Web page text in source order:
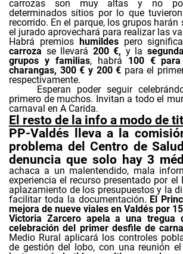
carrozas son muy altas y no
determinados sitios por lo que
recorrido. En el parque, los grupos
el jurado aprovechará para realizar las
Habrá premios humildespero
carroza se llevará 200 €, y la
grupos y familias, habrá 100 €
charangas, 300 € y 200 € para el
respectivamente.
Esperan poder seguir
primero de muchos. Invitan a todo el
carnaval en A Carida.
El resto de la info a modo de
PP-Valdés lleva a la
problema del Centro de
denuncia que solo hay 3
achaca a un malentendido, mala
experiencia el recurso presentado por el
aplazamiento de los presupuestos y la
facilitar toda la documentación. El
mejora de nueve viales en Valdés por
Victoria Zarcero apela a una tregua
celebración del primer desfile de
Medio Rural aplicará los controles
de gestión del lobo, con una reunión